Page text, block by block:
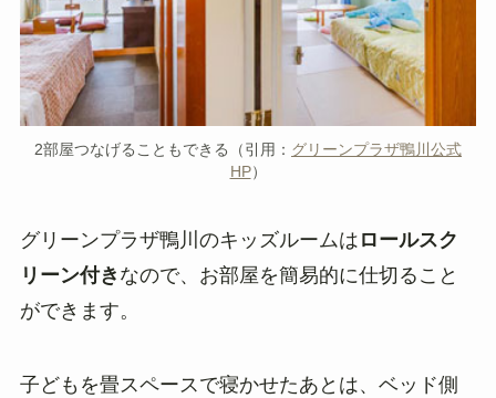
2部屋つなげることもできる（引用： グリーンプラザ鴨川公式
HP）
グリーンプラザ鴨川のキッズルームは ロールスク
リーン付き なので、お部屋を簡易的に仕切ること
ができます。
子どもを畳スペースで寝かせたあとは、ベッド側